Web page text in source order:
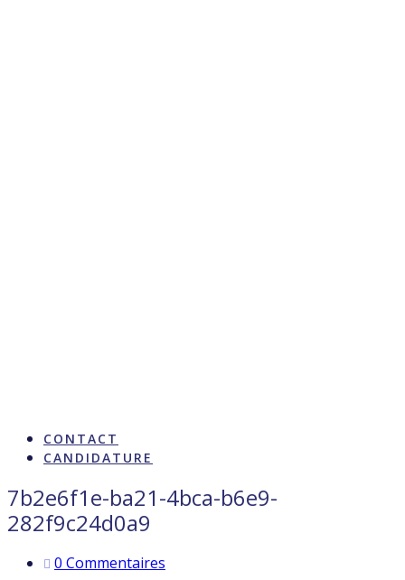
CONTACT
CANDIDATURE
7b2e6f1e-ba21-4bca-b6e9-
282f9c24d0a9
0 Commentaires